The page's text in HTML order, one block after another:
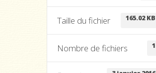
Taille du fichier 165.02 KB
Nombre de fichiers 1